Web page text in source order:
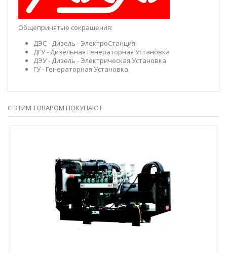
Общепринятые сокращения:
ДЭС- Дизель - ЭлектроСтанция
ДГУ- Дизельная Генераторная Установка
ДЭУ- Дизель - Электрическая Установка
ГУ- Генераторная Установка
С ЭТИМ ТОВАРОМ ПОКУПАЮТ